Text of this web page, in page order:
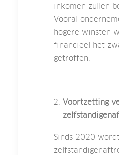
inkomen zullen
Vooral
hogere winsten
financieel het
getroffen.
Voortzetting
Sinds 2020